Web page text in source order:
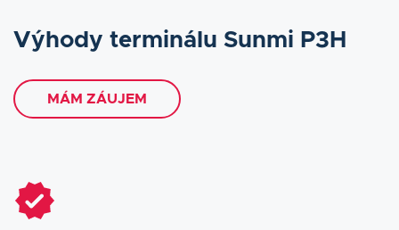
Výhody terminálu Sunmi P3H
MÁM ZÁUJEM